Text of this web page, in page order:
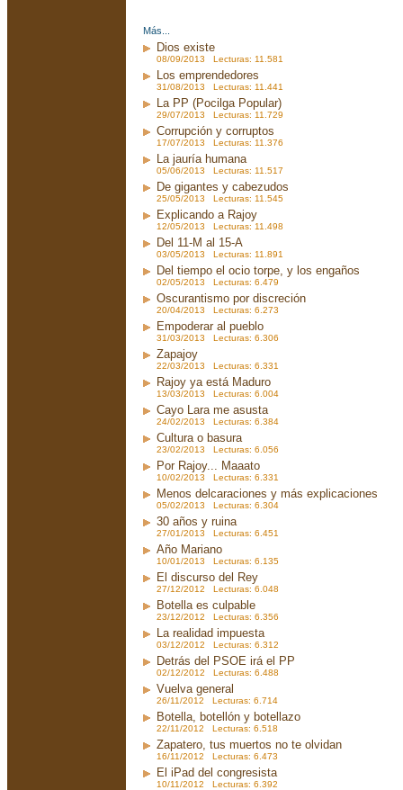
Más...
Dios existe
08/09/2013 Lecturas: 11.581
Los emprendedores
31/08/2013 Lecturas: 11.441
La PP (Pocilga Popular)
29/07/2013 Lecturas: 11.729
Corrupción y corruptos
17/07/2013 Lecturas: 11.376
La jauría humana
05/06/2013 Lecturas: 11.517
De gigantes y cabezudos
25/05/2013 Lecturas: 11.545
Explicando a Rajoy
12/05/2013 Lecturas: 11.498
Del 11-M al 15-A
03/05/2013 Lecturas: 11.891
Del tiempo el ocio torpe, y los engaños
02/05/2013 Lecturas: 6.479
Oscurantismo por discreción
20/04/2013 Lecturas: 6.273
Empoderar al pueblo
31/03/2013 Lecturas: 6.306
Zapajoy
22/03/2013 Lecturas: 6.331
Rajoy ya está Maduro
13/03/2013 Lecturas: 6.004
Cayo Lara me asusta
24/02/2013 Lecturas: 6.384
Cultura o basura
23/02/2013 Lecturas: 6.056
Por Rajoy... Maaato
10/02/2013 Lecturas: 6.331
Menos delcaraciones y más explicaciones
05/02/2013 Lecturas: 6.304
30 años y ruina
27/01/2013 Lecturas: 6.451
Año Mariano
10/01/2013 Lecturas: 6.135
El discurso del Rey
27/12/2012 Lecturas: 6.048
Botella es culpable
23/12/2012 Lecturas: 6.356
La realidad impuesta
03/12/2012 Lecturas: 6.312
Detrás del PSOE irá el PP
02/12/2012 Lecturas: 6.488
Vuelva general
26/11/2012 Lecturas: 6.714
Botella, botellón y botellazo
22/11/2012 Lecturas: 6.518
Zapatero, tus muertos no te olvidan
16/11/2012 Lecturas: 6.473
El iPad del congresista
10/11/2012 Lecturas: 6.392